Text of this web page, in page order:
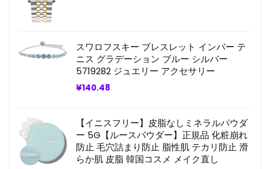
スワロフスキー ブレスレット インバー テ
ニス グラデーション ブルー シルバー
5719282 ジュエリー アクセサリー
¥140.48
【イニスフリー】皮脂なしミネラルパウダ
ー 5G【ルースパウダー】正規品 化粧崩れ
防止 毛穴詰まり防止 脂性肌 テカリ防止 滑
らか肌 皮脂 韓国コスメ メイク直し